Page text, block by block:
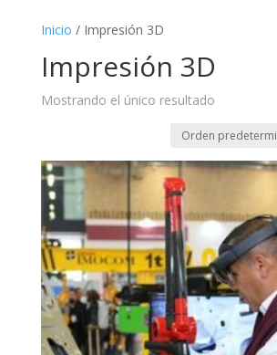
Inicio / Impresión 3D
Impresión 3D
Mostrando el único resultado